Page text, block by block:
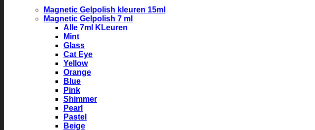
Magnetic Gelpolish kleuren 15ml
Magnetic Gelpolish 7 ml
Alle 7ml KLeuren
Mint
Glass
Cat Eye
Yellow
Orange
Blue
Pink
Shimmer
Pearl
Pastel
Beige